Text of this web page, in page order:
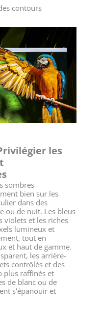
contours
les
sombres
bien sur les
dans des
ou de nuit. Les bleus
violets et les riches
lumineux et
tout en
et haut de gamme.
les arrière-
contrôlés et des
plus raffinés et
de blanc ou de
s'épanouir et